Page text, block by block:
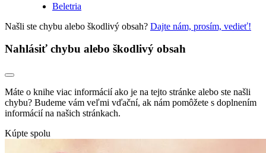
Beletria
Našli ste chybu alebo škodlivý obsah? Dajte nám, prosím, vedieť!
Nahlásiť chybu alebo škodlivý obsah
Máte o knihe viac informácií ako je na tejto stránke alebo ste našli
chybu? Budeme vám veľmi vďační, ak nám pomôžete s doplnením
informácií na našich stránkach.
Kúpte spolu